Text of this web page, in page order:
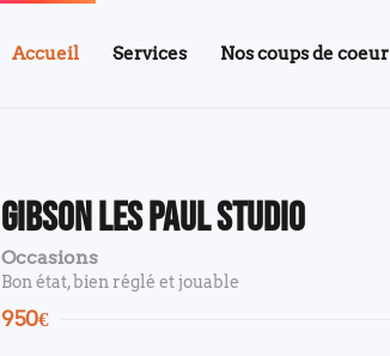
Accueil Services Nos coups de coeur
Gibson Les Paul Studio
Occasions
Bon état, bien réglé et jouable
950€